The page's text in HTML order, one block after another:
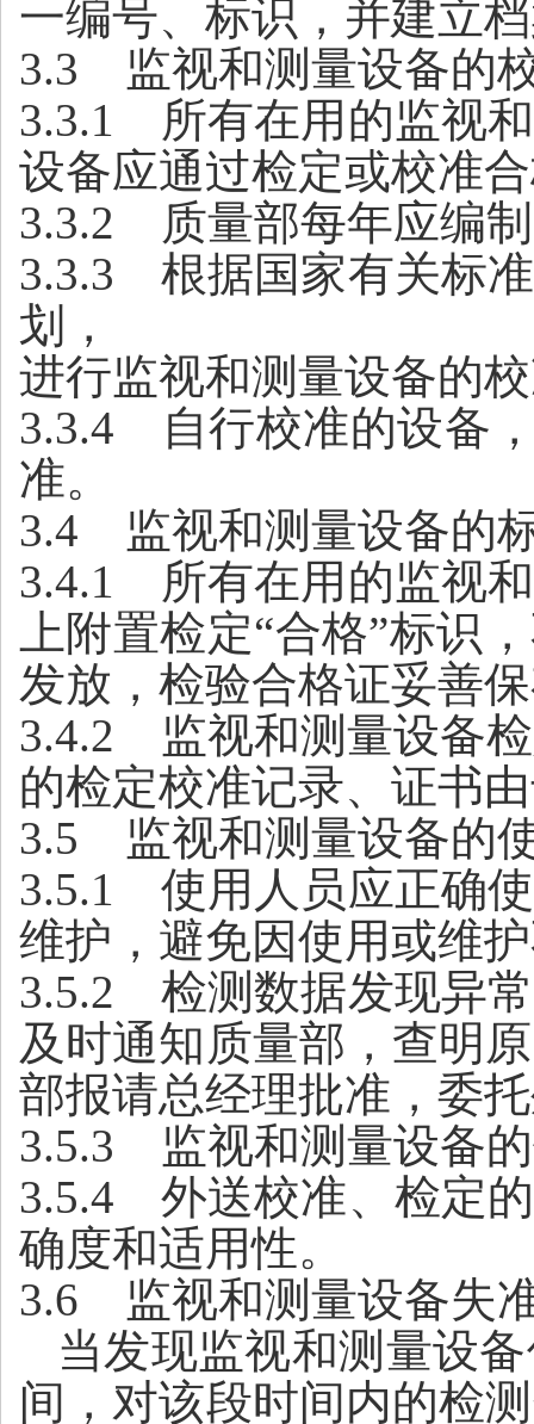
一编号、标识，并建立
3.3 监视和测量设备的
3.3.1 所有在用的监视
设备应通过检定或校准
3.3.2 质量部每年应编
3.3.3 根据国家有关标
划，
进行监视和测量设备的
3.3.4 自行校准的设备
准。
3.4 监视和测量设备的
3.4.1 所有在用的监视
上附置检定“合格”标识
发放，检验合格证妥善
3.4.2 监视和测量设备
的检定校准记录、证书
3.5 监视和测量设备的
3.5.1 使用人员应正确
维护，避免因使用或维
3.5.2 检测数据发现异
及时通知质量部，查明
部报请总经理批准，委
3.5.3 监视和测量设备
3.5.4 外送校准、检定
确度和适用性。
3.6 监视和测量设备失
当发现监视和测量设
间，对该段时间内的检